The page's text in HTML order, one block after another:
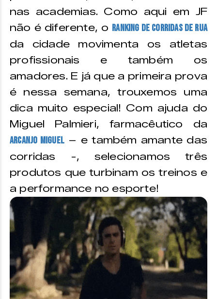
nas academias. Como aqui em JF
não é diferente, o Ranking de Corridas de Rua
da cidade movimenta os atletas
profissionais e também os
amadores. E já que a primeira prova
é nessa semana, trouxemos uma
dica muito especial! Com ajuda do
Miguel Palmieri, farmacêutico da
Arcanjo Miguel– e também amante das
corridas -, selecionamos três
produtos que turbinam os treinos e
a performance no esporte!